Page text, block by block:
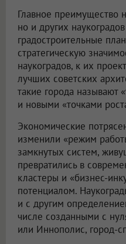
Главное преимущество
но и других
градостроительные
стратегическую
наукоградов, к их
лучших советских
такие города называют
и новыми «точками
Экономические
изменили «режим
замкнутых систем,
превратились в
кластеры и «бизнес-
потенциалом.
и с другим
числе созданными с
или Иннополис, город-